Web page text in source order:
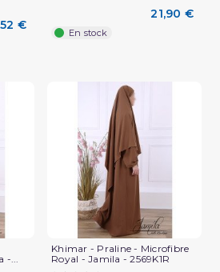
€
21,90 €
En stock
-...
Khimar - Praline - Microfibre
Royal - Jamila - 2569K1R